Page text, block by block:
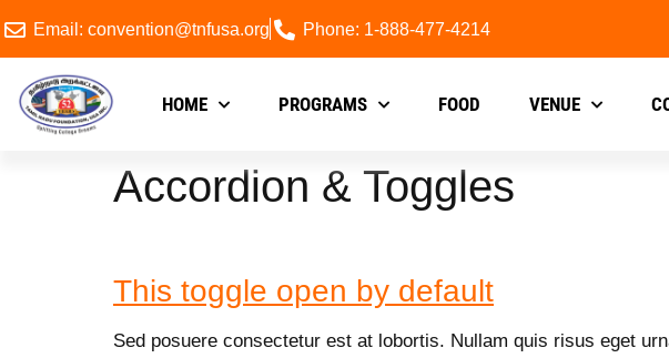
Email: convention@tnfusa.org Phone: 1-888-477-4214
HOME PROGRAMS FOOD VENUE
Accordion & Toggles
This toggle open by default
Sed posuere consectetur est at lobortis. Nullam quis risus eget